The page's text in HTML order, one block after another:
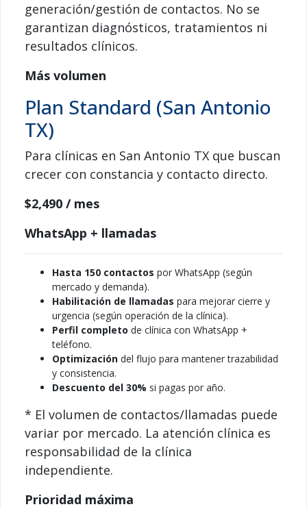
generación/gestión de contactos. No se
garantizan diagnósticos, tratamientos ni
resultados clínicos.
Más volumen
Plan Standard (San Antonio
TX)
Para clínicas en San Antonio TX que buscan
crecer con constancia y contacto directo.
$2,490 / mes
WhatsApp + llamadas
Hasta 150 contactos por WhatsApp (según
mercado y demanda).
Habilitación de llamadas para mejorar cierre y
urgencia (según operación de la clínica).
Perfil completo de clínica con WhatsApp +
teléfono.
Optimización del flujo para mantener trazabilidad
y consistencia.
Descuento del 30% si pagas por año.
* El volumen de contactos/llamadas puede
variar por mercado. La atención clínica es
responsabilidad de la clínica
independiente.
Prioridad máxima